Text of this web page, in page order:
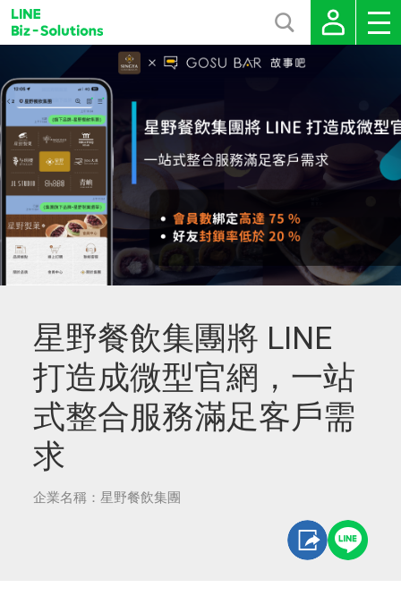
星野餐飲集團將 LINE
打造成微型官網，一站
式整合服務滿足客戶需
求
企業名稱：星野餐飲集團